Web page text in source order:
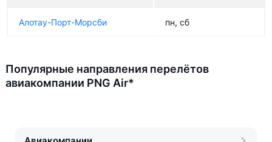
Алотау-Порт-Морсби пн, сб
Популярные направления перелётов
авиакомпании PNG Air*